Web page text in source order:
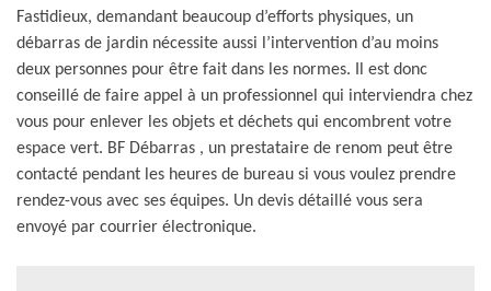
Fastidieux, demandant beaucoup d’efforts physiques, un
débarras de jardin nécessite aussi l’intervention d’au moins
deux personnes pour être fait dans les normes. Il est donc
conseillé de faire appel à un professionnel qui interviendra chez
vous pour enlever les objets et déchets qui encombrent votre
espace vert. BF Débarras , un prestataire de renom peut être
contacté pendant les heures de bureau si vous voulez prendre
rendez-vous avec ses équipes. Un devis détaillé vous sera
envoyé par courrier électronique.